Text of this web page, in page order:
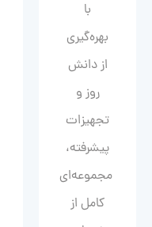
با
بهره‌گیری
از دانش
روز و
تجهیزات
پیشرفته،
مجموعه‌ای
کامل از